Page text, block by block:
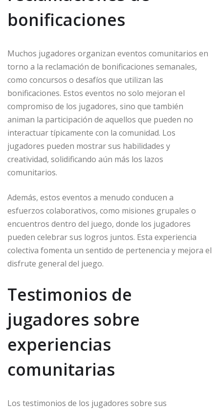
bonificaciones
Muchos jugadores organizan eventos comunitarios en
torno a la reclamación de bonificaciones semanales,
como concursos o desafíos que utilizan las
bonificaciones. Estos eventos no solo mejoran el
compromiso de los jugadores, sino que también
animan la participación de aquellos que pueden no
interactuar típicamente con la comunidad. Los
jugadores pueden mostrar sus habilidades y
creatividad, solidificando aún más los lazos
comunitarios.
Además, estos eventos a menudo conducen a
esfuerzos colaborativos, como misiones grupales o
encuentros dentro del juego, donde los jugadores
pueden celebrar sus logros juntos. Esta experiencia
colectiva fomenta un sentido de pertenencia y mejora el
disfrute general del juego.
Testimonios de
jugadores sobre
experiencias
comunitarias
Los testimonios de los jugadores sobre sus